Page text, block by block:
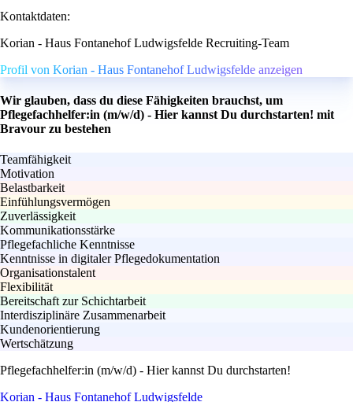
Kontaktdaten:
Korian - Haus Fontanehof Ludwigsfelde Recruiting-Team
Profil von Korian - Haus Fontanehof Ludwigsfelde anzeigen
Wir glauben, dass du diese Fähigkeiten brauchst, um
Pflegefachhelfer:in (m/w/d) - Hier kannst Du durchstarten! mit
Bravour zu bestehen
Teamfähigkeit
Motivation
Belastbarkeit
Einfühlungsvermögen
Zuverlässigkeit
Kommunikationsstärke
Pflegefachliche Kenntnisse
Kenntnisse in digitaler Pflegedokumentation
Organisationstalent
Flexibilität
Bereitschaft zur Schichtarbeit
Interdisziplinäre Zusammenarbeit
Kundenorientierung
Wertschätzung
Pflegefachhelfer:in (m/w/d) - Hier kannst Du durchstarten!
Korian - Haus Fontanehof Ludwigsfelde